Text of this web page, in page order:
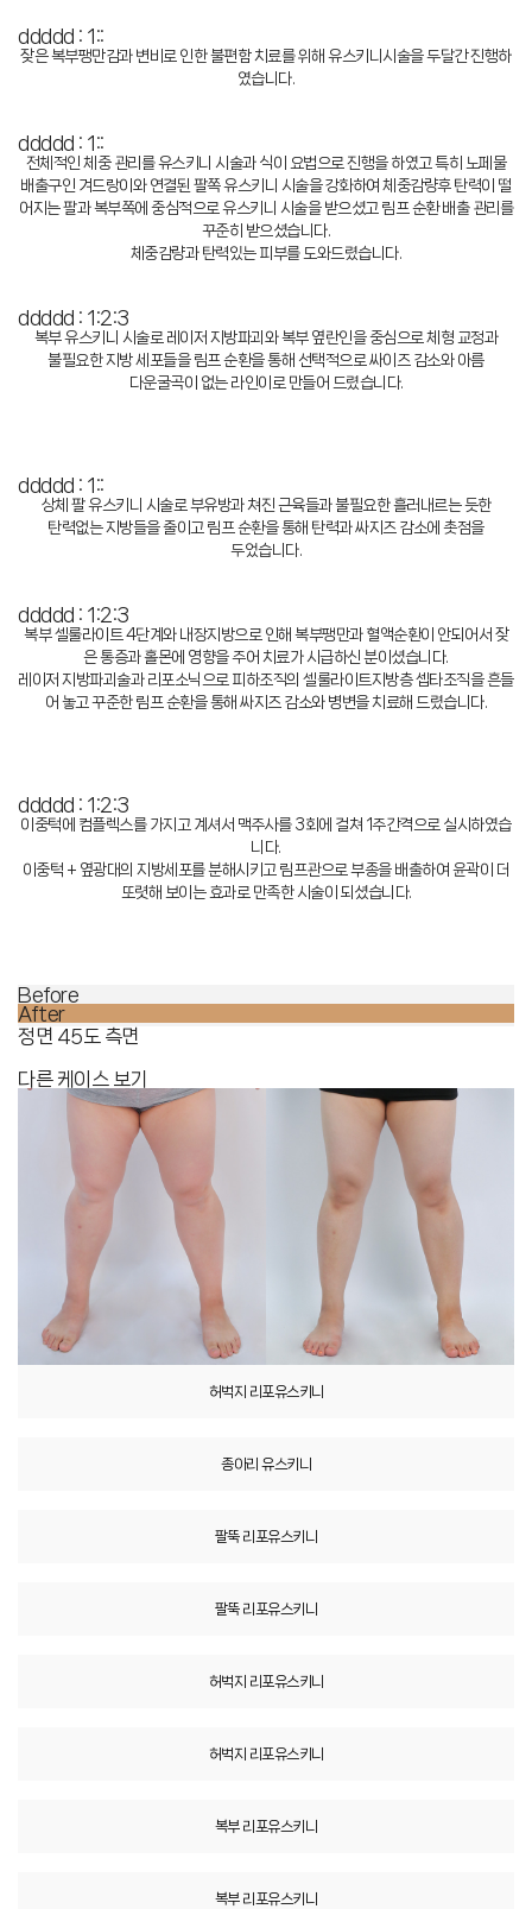
ddddd : 1::
잦은 복부팽만감과 변비로 인한 불편함 치료를 위해 유스키니시술을 두달간 진행하
였습니다.
ddddd : 1::
전체적인 체중 관리를 유스키니 시술과 식이 요법으로 진행을 하였고 특히 노페물
배출구인 겨드랑이와 연결된 팔쪽 유스키니 시술을 강화하여 체중감량후 탄력이 떨
어지는 팔과 복부쪽에 중심적으로 유스키니 시술을 받으셨고 림프 순환 배출 관리를
꾸준히 받으셨습니다.
체중감량과 탄력있는 피부를 도와드렸습니다.
ddddd : 1:2:3
복부 유스키니 시술로 레이저 지방파괴와 복부 옆란인을 중심으로 체형 교정과
불필요한 지방 세포들을 림프 순환을 통해 선택적으로 싸이즈 감소와 아름
다운굴곡이 없는 라인이로 만들어 드렸습니다.
ddddd : 1::
상체 팔 유스키니 시술로 부유방과 쳐진 근육들과 불필요한 흘러내르는 듯한
탄력없는 지방들을 줄이고 림프 순환을 통해 탄력과 싸지즈 감소에 촛점을
두었습니다.
ddddd : 1:2:3
복부 셀룰라이트 4단계와 내장지방으로 인해 복부팽만과 혈액순환이 안되어서 잦
은 통증과 홀몬에 영향을 주어 치료가 시급하신 분이셨습니다.
레이저 지방파괴술과 리포소닉으로 피하조직의 셀룰라이트지방층 셉타조직을 흔들
어 놓고 꾸준한 림프 순환을 통해 싸지즈 감소와 병변을 치료해 드렸습니다.
ddddd : 1:2:3
이중턱에 컴플렉스를 가지고 계셔서 맥주사를 3회에 걸쳐 1주간격으로 실시하였습
니다.
이중턱 + 옆광대의 지방세포를 분해시키고 림프관으로 부종을 배출하여 윤곽이 더
또렷해 보이는 효과로 만족한 시술이 되셨습니다.
Before
After
정면 45도 측면
다른 케이스 보기
허벅지 리포유스키니
종아리 유스키니
팔뚝 리포유스키니
팔뚝 리포유스키니
허벅지 리포유스키니
허벅지 리포유스키니
복부 리포유스키니
복부 리포유스키니